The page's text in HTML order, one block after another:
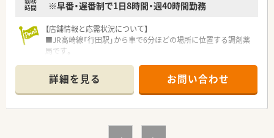
時間
※早番・遅番制で1日8時間・週40時間勤務
【店舗情報と応需状況について】
■JR高崎線「行田駅」から車で6分ほどの場所に位置する調剤薬
局です。
り約40枚です。
■勤務者は常勤薬剤師2名、パート薬剤師2名、医療事務2名の体
制で運営しています。
■経験3年目の薬剤師で年収510万円の提示実績がございます。
詳細を見る お問い合わせ